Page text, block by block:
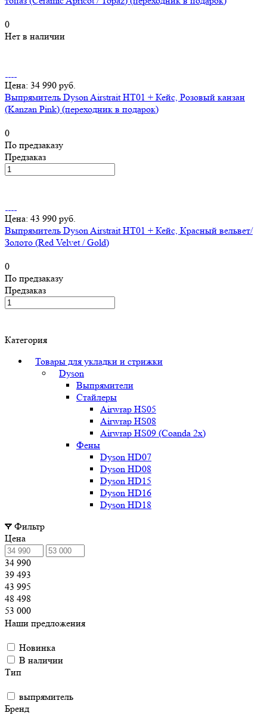
0
Нет в наличии
Цена: 34 990 руб.
Выпрямитель Dyson Airstrait HT01 + Кейс, Розовый канзан
(Kanzan Pink) (переходник в подарок)
0
По предзаказу
Предзаказ
Цена: 43 990 руб.
Выпрямитель Dyson Airstrait HT01 + Кейс, Красный вельвет/
Золото (Red Velvet / Gold)
0
По предзаказу
Предзаказ
Категория
Товары для укладки и стрижки
Dyson
Выпрямители
Стайлеры
Airwrap HS05
Airwrap HS08
Airwrap HS09 (Coanda 2x)
Фены
Dyson HD07
Dyson HD08
Dyson HD15
Dyson HD16
Dyson HD18
Фильтр
Цена
34 990
39 493
43 995
48 498
53 000
Наши предложения
Новинка
В наличии
Тип
выпрямитель
Бренд